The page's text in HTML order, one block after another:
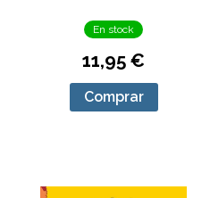
En stock
11,95 €
Comprar